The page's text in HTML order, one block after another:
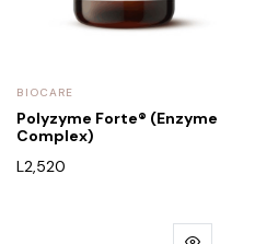
BIOCARE
Polyzyme Forte® (Enzyme
Complex)
L2,520